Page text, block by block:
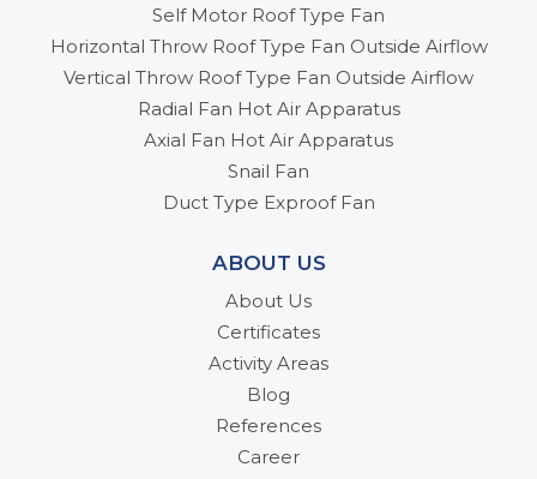
Self Motor Roof Type Fan
Horizontal Throw Roof Type Fan Outside Airflow
Vertical Throw Roof Type Fan Outside Airflow
Radial Fan Hot Air Apparatus
Axial Fan Hot Air Apparatus
Snail Fan
Duct Type Exproof Fan
ABOUT US
About Us
Certificates
Activity Areas
Blog
References
Career